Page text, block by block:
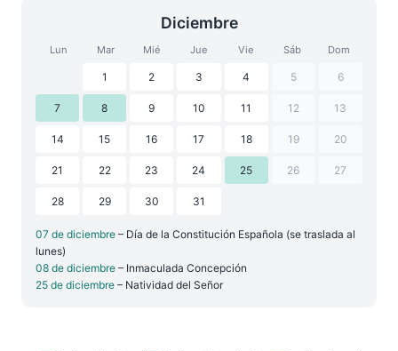
Diciembre
Lun Mar Mié Jue Vie Sáb Dom
1 2 3 4 5 6
7 8 9 10 11 12 13
14 15 16 17 18 19 20
21 22 23 24 25 26 27
28 29 30 31
07 de diciembre – Día de la Constitución Española (se traslada al
lunes)
08 de diciembre – Inmaculada Concepción
25 de diciembre – Natividad del Señor